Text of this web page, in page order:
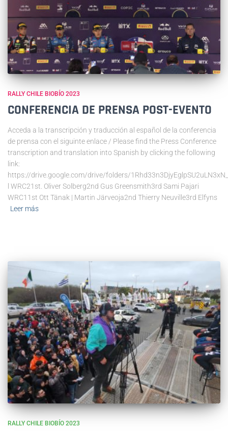
RALLY CHILE BIOBÍO 2023
CONFERENCIA DE PRENSA POST-EVENTO
Acceda a la transcripción y traducción al español de la conferencia
de prensa con el siguinte enlace / Please find the Press Conference
transcription and translation into Spanish by clicking the following
link:
https://drive.google.com/drive/folders/
l WRC21st. Oliver Solberg2nd Gus Greensmith3rd Sami Pajari
WRC11st Ott Tänak | Martin Järveoja2nd Thierry Neuville3rd Elfyns
Leer más
RALLY CHILE BIOBÍO 2023